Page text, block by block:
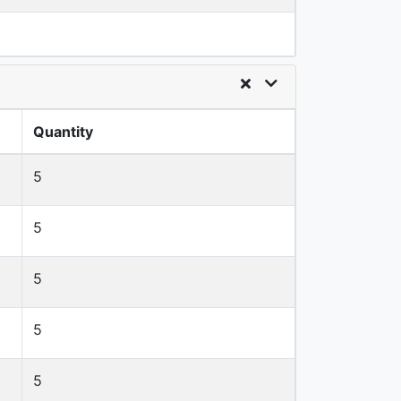
Quantity
5
5
5
5
5